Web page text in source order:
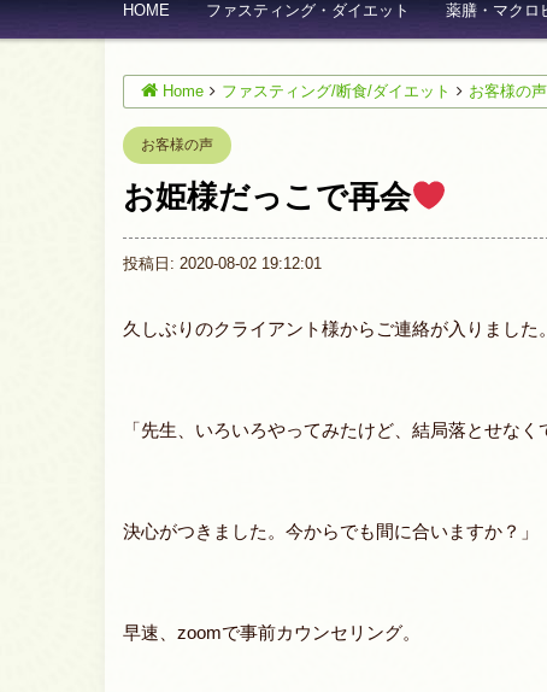
HOME ファスティング・ダイエット 薬膳・マクロ
Home ファスティング/断食/ダイエット お客様の声
お客様の声
お姫様だっこで再会
投稿日: 2020-08-02 19:12:01
久しぶりのクライアント様からご連絡が入りました。
「先生、いろいろやってみたけど、結局落とせな
決心がつきました。今からでも間に合いますか？」
早速、zoomで事前カウンセリング。